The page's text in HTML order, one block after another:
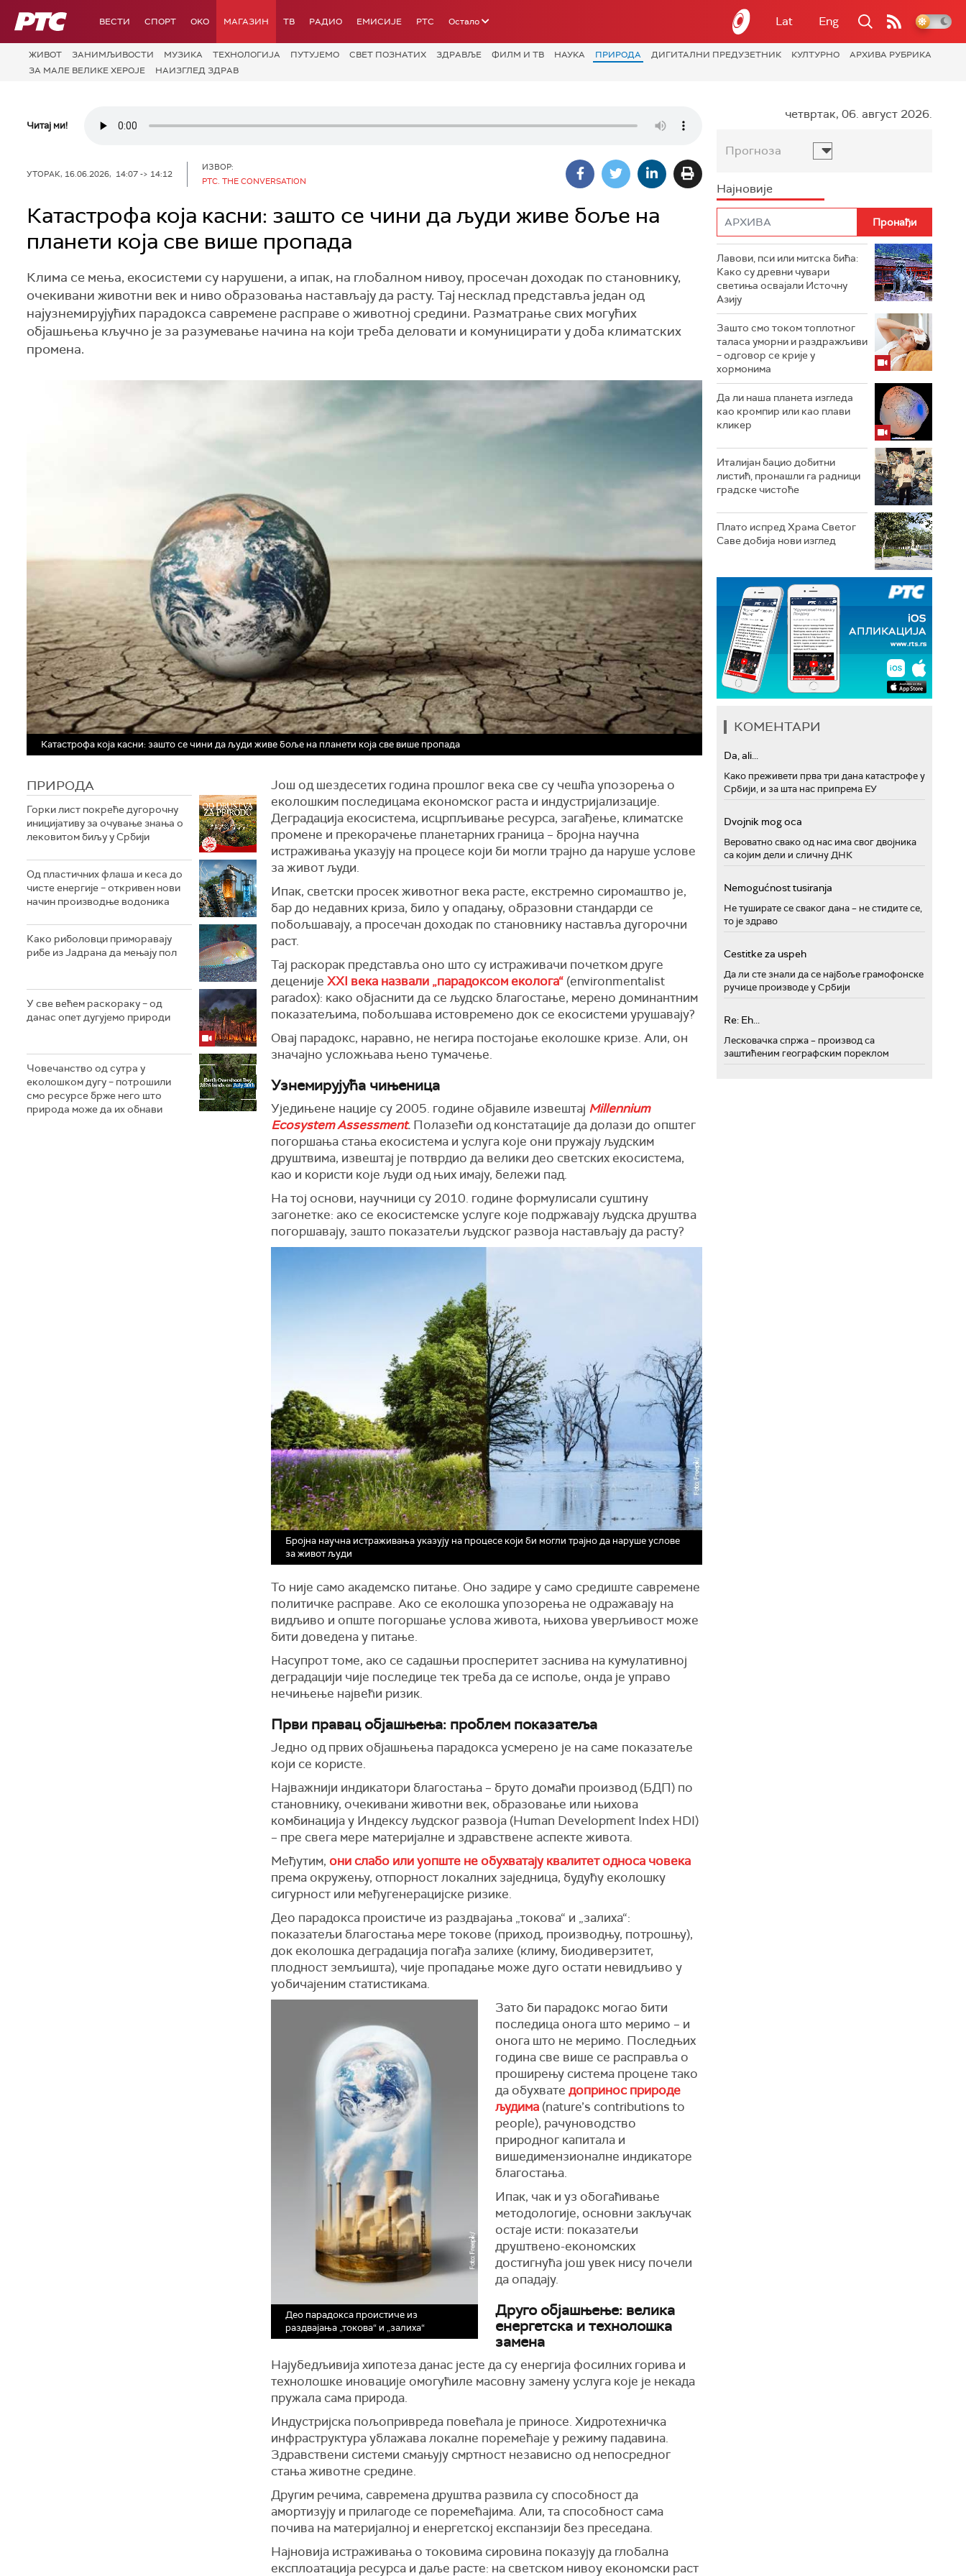
РТС ВЕСТИ СПОРТ OKO МАГАЗИН ТВ РАДИО ЕМИСИЈЕ РТС Остало Lat Eng
ЖИВОТ ЗАНИМЉИВОСТИ МУЗИКА ТЕХНОЛОГИЈA ПУТУЈЕМО СВЕТ ПОЗНАТИХ ЗДРАВЉЕ ФИЛМ И ТВ НАУКА ПРИРОДА ДИГИТАЛНИ ПРЕДУЗЕТНИК КУЛТУРНО
АРХИВА РУБРИКА
ЗА МАЛЕ ВЕЛИКЕ ХЕРОЈЕ
НАИЗГЛЕД ЗДРАВ
Читај ми!
УТОРАК, 16.06.2026, 14:07 -> 14:12
ИЗВОР:
РТС. THE CONVERSATION
Катастрофа која касни: зашто се чини да људи живе боље на
планети која све више пропада
Клима се мења, екосистеми су нарушени, а ипак, на глобалном нивоу, просечан доходак по становнику,
очекивани животни век и ниво образовања настављају да расту. Тај несклад представља један од
најузнемирујућих парадокса савремене расправе о животној средини. Разматрање свих могућих
објашњења кључно је за разумевање начина на који треба деловати и комуницирати у доба климатских
промена.
Катастрофа која касни: зашто се чини да људи живе боље на планети која све више пропада
ПРИРОДА
Горки лист покреће дугорочну
иницијативу за очување знања о
лековитом биљу у Србији
Од пластичних флаша и кеса до
чисте енергије – откривен нови
начин производње водоника
Како риболовци приморавају
рибе из Јадрана да мењају пол
У све већем раскораку – од
данас опет дугујемо природи
Човечанство од сутра у
еколошком дугу – потрошили
смо ресурсе брже него што
природа може да их обнави
Још од шездесетих година прошлог века све су чешћа упозорења о
еколошким последицама економског раста и индустријализације.
Деградација екосистема, исцрпљивање ресурса, загађење, климатске
промене и прекорачење планетарних граница – бројна научна
истраживања указују на процесе који би могли трајно да наруше услове
за живот људи.
Ипак, светски просек животног века расте, екстремно сиромаштво је,
бар до недавних криза, било у опадању, образовни стандарди се
побољшавају, а просечан доходак по становнику наставља дугорочни
раст.
Тај раскорак представља оно што су истраживачи почетком друге
деценије XXI века назвали „парадоксом еколога“ (environmentalist
paradox): како објаснити да се људско благостање, мерено доминантним
показатељима, побољшава истовремено док се екосистеми урушавају?
Овај парадокс, наравно, не негира постојање еколошке кризе. Али, он
значајно усложњава њено тумачење.
Узнемирујућа чињеница
Уједињене нације су 2005. године објавиле извештај Millennium
Ecosystem Assessment. Полазећи од констатације да долази до општег
погоршања стања екосистема и услуга које они пружају људским
друштвима, извештај је потврдио да велики део светских екосистема,
као и користи које људи од њих имају, бележи пад.
На тој основи, научници су 2010. године формулисали суштину
загонетке: ако се екосистемске услуге које подржавају људска друштва
погоршавају, зашто показатељи људског развоја настављају да расту?
Бројна научна истраживања указују на процесе који би могли трајно да наруше услове
за живот људи
То није само академско питање. Оно задире у само средиште савремене
политичке расправе. Ако се еколошка упозорења не одражавају на
видљиво и опште погоршање услова живота, њихова уверљивост може
бити доведена у питање.
Насупрот томе, ако се садашњи просперитет заснива на кумулативној
деградацији чије последице тек треба да се испоље, онда је управо
нечињење највећи ризик.
Први правац објашњења: проблем показатеља
Једно од првих објашњења парадокса усмерено је на саме показатеље
који се користе.
Најважнији индикатори благостања – бруто домаћи производ (БДП) по
становнику, очекивани животни век, образовање или њихова
комбинација у Индексу људског развоја (Human Development Index HDI)
– пре свега мере материјалне и здравствене аспекте живота.
Међутим, они слабо или уопште не обухватају квалитет односа човека
према окружењу, отпорност локалних заједница, будућу еколошку
сигурност или међугенерацијске ризике.
Део парадокса проистиче из раздвајања „токова“ и „залиха“:
показатељи благостања мере токове (приход, производњу, потрошњу),
док еколошка деградација погађа залихе (климу, биодиверзитет,
плодност земљишта), чије пропадање може дуго остати невидљиво у
уобичајеним статистикама.
Део парадокса проистиче из
раздвајања „токова“ и „залиха“
Зато би парадокс могао бити
последица онога што меримо – и
онога што не меримо. Последњих
година све више се расправља о
проширењу система процене тако
да обухвате допринос природе
људима (nature’s contributions to
people), рачуноводство
природног капитала и
вишедимензионалне индикаторе
благостања.
Ипак, чак и уз обогаћивање
методологије, основни закључак
остаје исти: показатељи
друштвено-економских
достигнућа још увек нису почели
да опадају.
Друго објашњење: велика
енергетска и технолошка
замена
Најубедљивија хипотеза данас јесте да су енергија фосилних горива и
технолошке иновације омогућиле масовну замену услуга које је некада
пружала сама природа.
Индустријска пољопривреда повећала је приносе. Хидротехничка
инфраструктура ублажава локалне поремећаје у режиму падавина.
Здравствени системи смањују смртност независно од непосредног
стања животне средине.
Другим речима, савремена друштва развила су способност да
амортизују и прилагоде се поремећајима. Али, та способност сама
почива на материјалној и енергетској експанзији без преседана.
Најновија истраживања о токовима сировина показују да глобална
експлоатација ресурса и даље расте: на светском нивоу економски раст
четвртак, 06. август 2026.
Прогноза
Најновије
Лавови, пси или митска бића:
Како су древни чувари
светиња освајали Источну
Азију
Зашто смо током топлотног
таласа уморни и раздражљиви
– одговор се крије у
хормонима
Да ли наша планета изгледа
као кромпир или као плави
кликер
Италијан бацио добитни
листић, пронашли га радници
градске чистоће
Плато испред Храма Светог
Саве добија нови изглед
КОМЕНТАРИ
Da, ali...
Како преживети прва три дана катастрофе у
Србији, и за шта нас припрема ЕУ
Dvojnik mog oca
Вероватно свако од нас има свог двојника
са којим дели и сличну ДНК
Nemogućnost tusiranja
Не туширате се сваког дана – не стидите се,
то је здраво
Cestitke za uspeh
Да ли сте знали да се најбоље грамофонске
ручице производе у Србији
Re: Eh...
Лесковачка спржа – производ са
заштићеним географским пореклом